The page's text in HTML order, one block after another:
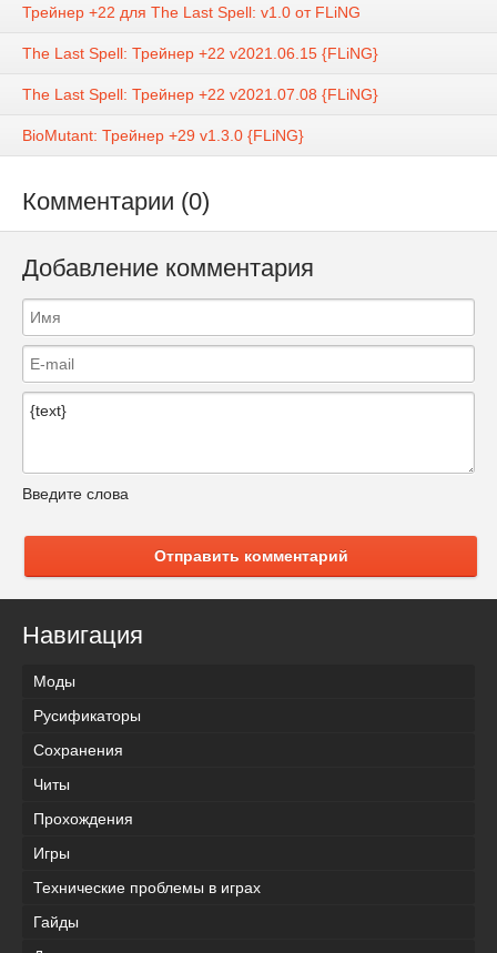
Трейнер +22 для The Last Spell: v1.0 от FLiNG
The Last Spell: Трейнер +22 v2021.06.15 {FLiNG}
The Last Spell: Трейнер +22 v2021.07.08 {FLiNG}
BioMutant: Трейнер +29 v1.3.0 {FLiNG}
Комментарии (0)
Добавление комментария
Введите слова
Отправить комментарий
Навигация
Моды
Русификаторы
Сохранения
Читы
Прохождения
Игры
Технические проблемы в играх
Гайды